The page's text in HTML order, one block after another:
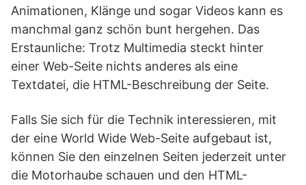
Animationen, Klänge und sogar Videos kann es
manchmal ganz schön bunt hergehen. Das
Erstaunliche: Trotz Multimedia steckt hinter
einer Web-Seite nichts anderes als eine
Textdatei, die HTML-Beschreibung der Seite.
Falls Sie sich für die Technik interessieren, mit
der eine World Wide Web-Seite aufgebaut ist,
können Sie den einzelnen Seiten jederzeit unter
die Motorhaube schauen und den HTML-